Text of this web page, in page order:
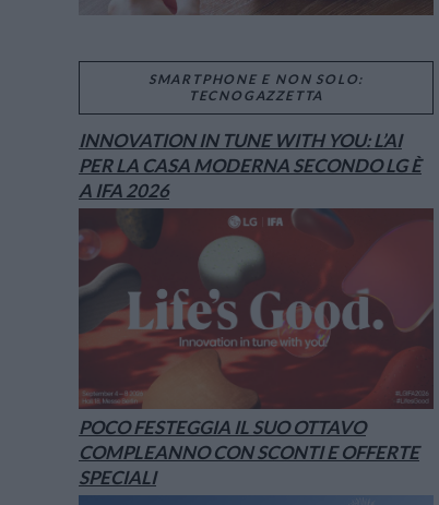
SMARTPHONE E NON SOLO:
TECNOGAZZETTA
INNOVATION IN TUNE WITH YOU: L’AI
PER LA CASA MODERNA SECONDO LG È
A IFA 2026
POCO FESTEGGIA IL SUO OTTAVO
COMPLEANNO CON SCONTI E OFFERTE
SPECIALI